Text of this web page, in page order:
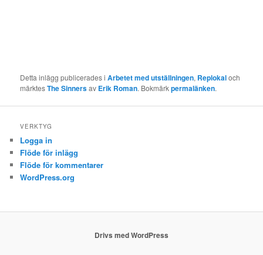
Detta inlägg publicerades iArbetet med utställningen, Replokaloch
märktesThe Sinnersav Erik Roman. Bokmärkpermalänken.
VERKTYG
Logga in
Flöde för inlägg
Flöde för kommentarer
WordPress.org
Drivs med WordPress